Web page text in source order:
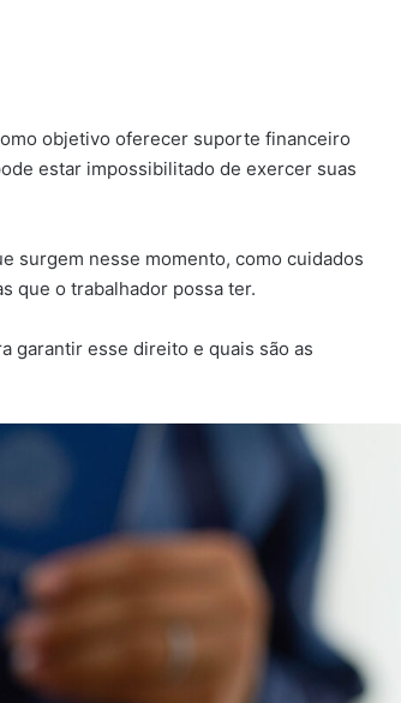
objetivo oferecer suporte financeiro
estar impossibilitado de exercer suas
surgem nesse momento, como cuidados
que o trabalhador possa ter.
garantir esse direito e quais são as